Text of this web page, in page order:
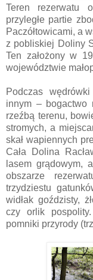
Teren rezerwatu
przyległe partie
Paczółtowicami, a
z pobliskiej Doliny
Ten założony w
województwie
Podczas
innym – bogactwo
rzeźbą terenu,
stromych, a
skał wapiennych
Cała Dolina
lasem grądowym,
obszarze
trzydziestu
widłak goździsty,
czy orlik
pomniki przyrody